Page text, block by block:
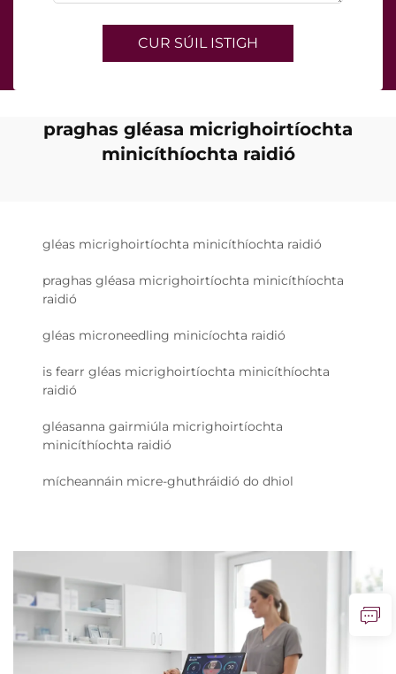
CUR SÚIL ISTIGH
praghas gléasa micrighoirtíochta
minicíthíochta raidió
gléas micrighoirtíochta minicíthíochta raidió
praghas gléasa micrighoirtíochta minicíthíochta
raidió
gléas microneedling minicíochta raidió
is fearr gléas micrighoirtíochta minicíthíochta
raidió
gléasanna gairmiúla micrighoirtíochta
minicíthíochta raidió
mícheannáin micre-ghuthráidió do dhiol